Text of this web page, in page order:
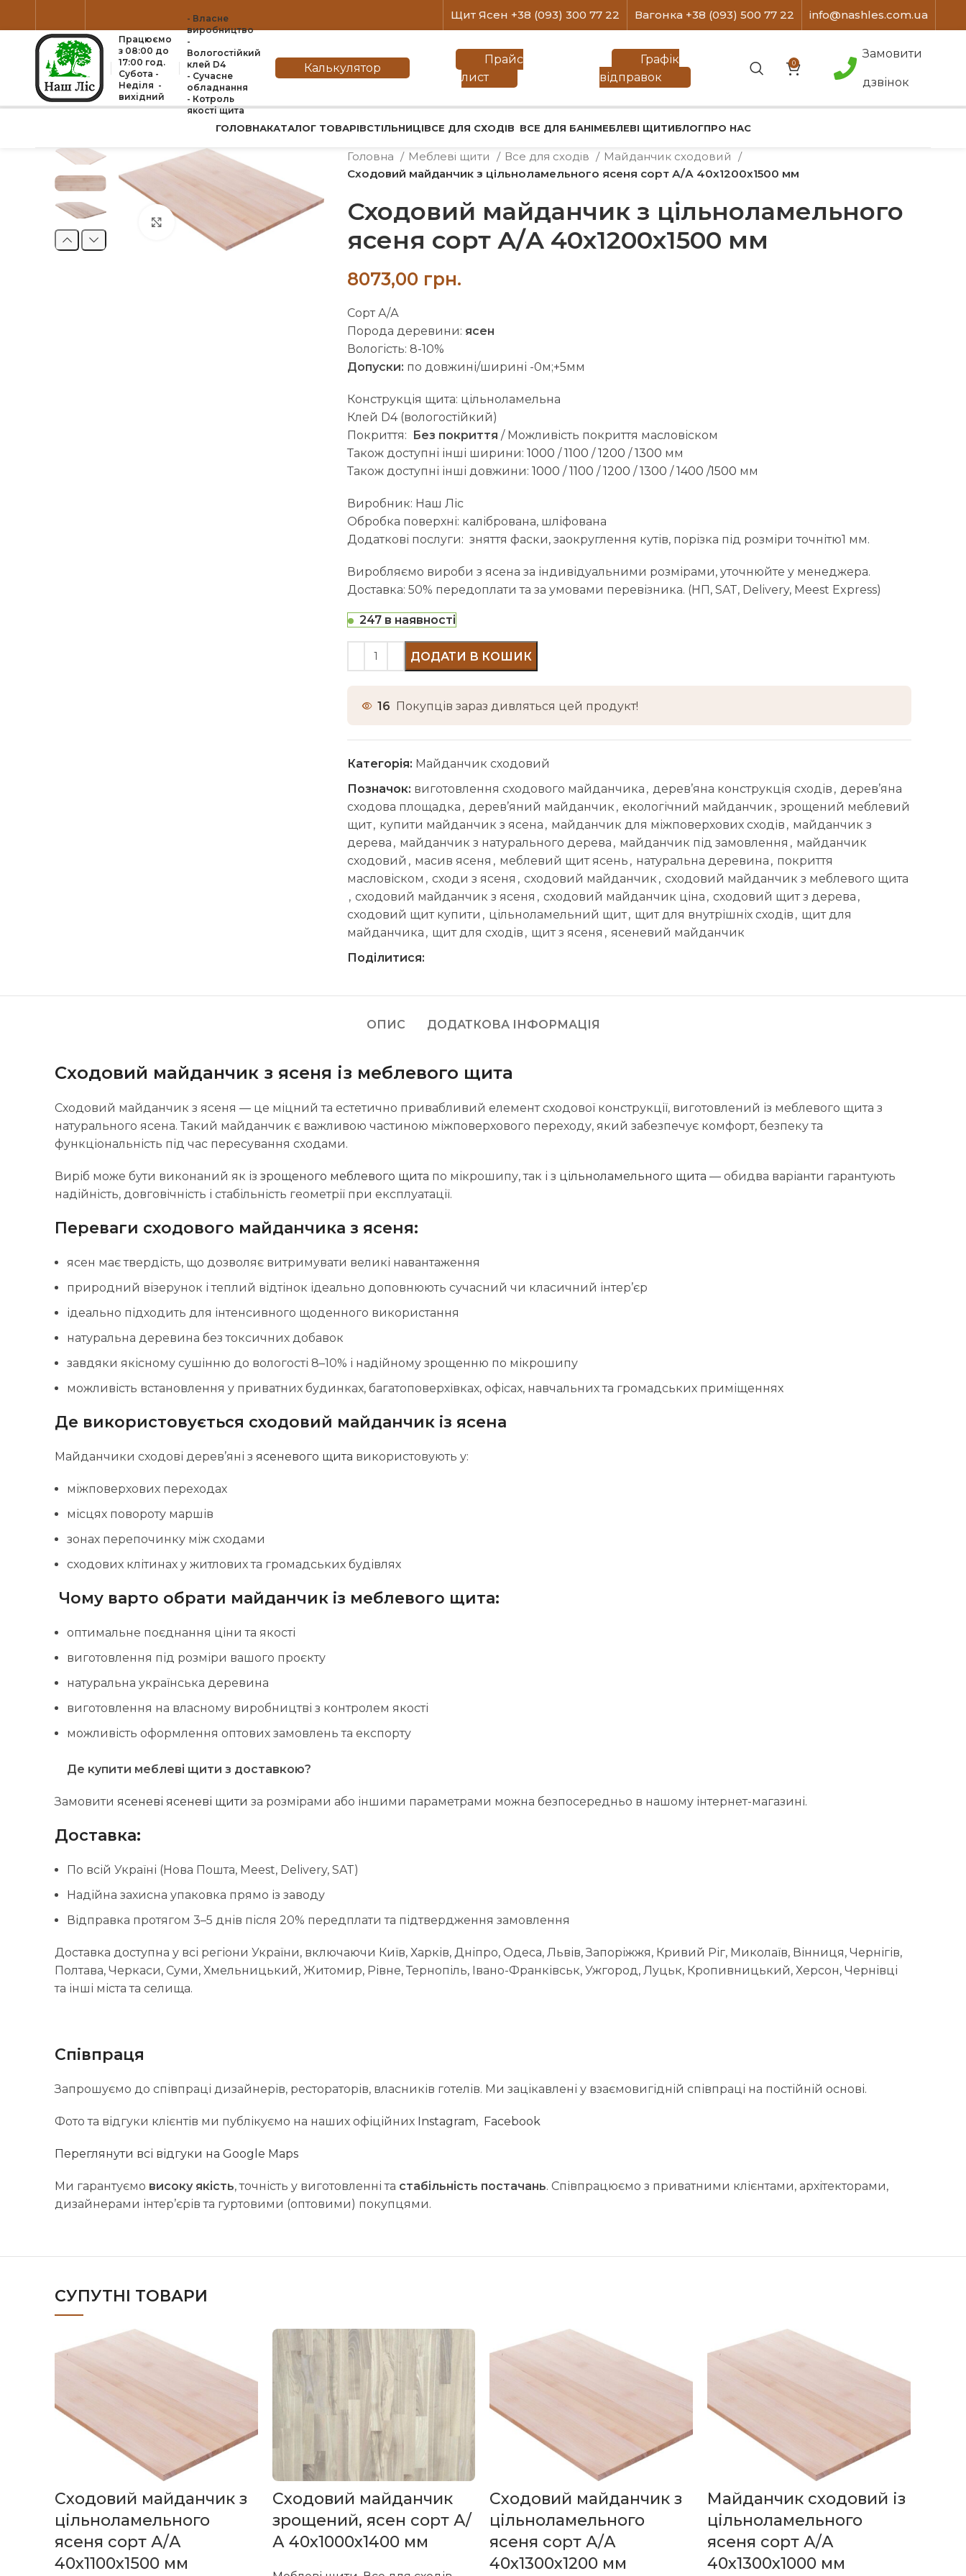
Щит Ясен +38 (093) 300 77 22 Вагонка +38 (093) 500 77 22 info@nashles.com.ua
Працюємо
з 08:00 до
17:00 год.
Субота -
Неділя -
вихідний
- Власне
виробництво
-
Вологостійкий
клей D4
- Сучасне
обладнання
- Котроль
якоcті щита
Калькулятор
Прайс
лист
Графік
відправок
0
Замовити
дзвінок
ГОЛОВНАКАТАЛОГ ТОВАРІВСТІЛЬНИЦІВСЕ ДЛЯ СХОДІВ ВСЕ ДЛЯ БАНІМЕБЛЕВІ ЩИТИБЛОГПРО НАС
Натисніть, щоб збільшити
Головна Меблеві щити Все для сходів
Майданчик сходовий
Сходовий майданчик з цільноламельного ясеня сорт А/А 40х1200х1500 мм
Сходовий майданчик з цільноламельного
ясеня сорт А/А 40х1200х1500 мм
грн.
Сорт А/А
Порода деревини: ясен
Вологість: 8-10%
Допуски: по довжині/ширині -0м;+5мм
Конструкція щита: цільноламельна
Клей D4 (вологостійкий)
Покриття: Без покриття / Можливість покриття масловіском
Також доступні інші ширини:1000 /1100/1200/1300 мм
Також доступні інші довжини:1000/1100/1200 /1300/1400 /1500 мм
Виробник: Наш Ліс
Обробка поверхні: калібрована, шліфована
Додаткові послуги: зняття фаски, заокруглення кутів, порізка під розміри точнітю1 мм.
Виробляємо вироби з ясена за індивідуальними розмірами, уточнюйте у менеджера.
Доставка: 50% передоплати та за умовами перевізника. (НП, SAT, Delivery, Meest Express)
247 в наявності
ДОДАТИ В КОШИК
16 Покупців зараз дивляться цей продукт!
Категорія: Майданчик сходовий
Позначок: виготовлення сходового майданчика , дерев’яна конструкція сходів , дерев’яна
сходова площадка , дерев’яний майданчик , екологічний майданчик , зрощений меблевий
щит, купити майданчик з ясена , майданчик для міжповерхових сходів , майданчик з
дерева , майданчик з натурального дерева , майданчик під замовлення , майданчик
сходовий , масив ясеня , меблевий щит ясень , натуральна деревина , покриття
масловіском , сходи з ясеня , сходовий майданчик , сходовий майданчик з меблевого щита
, сходовий майданчик з ясеня , сходовий майданчик ціна , сходовий щит з дерева ,
сходовий щит купити , цільноламельний щит, щит для внутрішніх сходів , щит для
майданчика , щит для сходів , щит з ясеня , ясеневий майданчик
Поділитися:
ОПИС ДОДАТКОВА ІНФОРМАЦІЯ
Сходовий майданчик з ясеня із меблевого щита
Сходовий майданчик з ясеня — це міцний та естетично привабливий елемент сходової конструкції, виготовлений із меблевого щита з
натурального ясена. Такий майданчик є важливою частиною міжповерхового переходу, який забезпечує комфорт, безпеку та
функціональність під час пересування сходами.
Виріб може бути виконаний як із зрощеного меблевого щита по мікрошипу, так і з цільноламельного щита — обидва варіанти гарантують
надійність, довговічність і стабільність геометрії при експлуатації.
Переваги сходового майданчика з ясеня:
ясен має твердість, що дозволяє витримувати великі навантаження
природний візерунок і теплий відтінок ідеально доповнюють сучасний чи класичний інтер’єр
ідеально підходить для інтенсивного щоденного використання
натуральна деревина без токсичних добавок
завдяки якісному сушінню до вологості 8–10% і надійному зрощенню по мікрошипу
можливість встановлення у приватних будинках, багатоповерхівках, офісах, навчальних та громадських приміщеннях
Де використовується сходовий майданчик із ясена
Майданчики сходові дерев’яні з ясеневого щита використовують у:
міжповерхових переходах
місцях повороту маршів
зонах перепочинку між сходами
сходових клітинах у житлових та громадських будівлях
Чому варто обрати майданчик із меблевого щита:
оптимальне поєднання ціни та якості
виготовлення під розміри вашого проєкту
натуральна українська деревина
виготовлення на власному виробництві з контролем якості
можливість оформлення оптових замовлень та експорту
Де купити меблеві щити з доставкою?
Замовити ясеневі ясеневі щити за розмірами або іншими параметрами можна безпосередньо в нашому інтернет-магазині.
Доставка:
По всій Україні (Нова Пошта, Meest, Delivery, SAT)
Надійна захисна упаковка прямо із заводу
Відправка протягом 3–5 днів після 20% передплати та підтвердження замовлення
Доставка доступна у всі регіони України, включаючи Київ, Харків, Дніпро, Одеса, Львів, Запоріжжя, Кривий Ріг, Миколаїв, Вінниця, Чернігів,
Полтава, Черкаси, Суми, Хмельницький, Житомир, Рівне, Тернопіль, Івано-Франківськ, Ужгород, Луцьк, Кропивницький, Херсон, Чернівці
та інші міста та селища.
Співпраця
Запрошуємо до співпраці дизайнерів, рестораторів, власників готелів. Ми зацікавлені у взаємовигідній співпраці на постійній основі.
Фото та відгуки клієнтів ми публікуємо на наших офіційних Instagram, Facebook
Переглянути всі відгуки на Google Maps
Ми гарантуємо високу якість, точність у виготовленні та стабільність постачань. Співпрацюємо з приватними клієнтами, архітекторами,
дизайнерами інтер’єрів та гуртовими (оптовими) покупцями.
СУПУТНІ ТОВАРИ
Сходовий майданчик з
цільноламельного
ясеня сорт А/А
40х1100х1500 мм
Сходовий майданчик
зрощений, ясен сорт А/
А 40х1000х1400 мм
Сходовий майданчик з
цільноламельного
ясеня сорт А/А
40х1300х1200 мм
Майданчик сходовий із
цільноламельного
ясеня сорт А/А
40х1300х1000 мм